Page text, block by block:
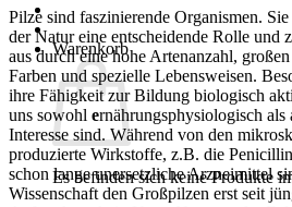
Warenkorb
Es befinden sich keine Produkte
Pilze sind faszinierende Organismen.
der Natur eine entscheidende Rolle und
aus durch eine hohe Artenanzahl,
Farben und spezielle Lebensweisen.
ihre Fähigkeit zur Bildung biologisch
uns sowohl ernährungsphysiologisch
Interesse sind. Während von den
produzierte Wirkstoffe, z.B. die
schon lange unersetzliche Arzneimittel
Wissenschaft den Großpilzen erst seit